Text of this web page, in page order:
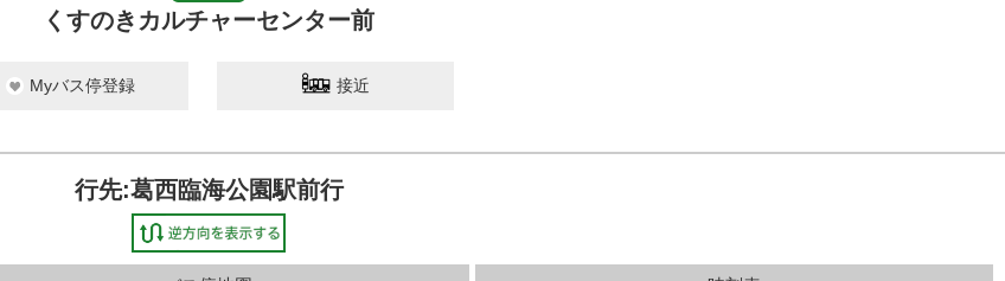
くすのきカルチャーセンター前
Myバス停登録 接近
行先:葛西臨海公園駅前行